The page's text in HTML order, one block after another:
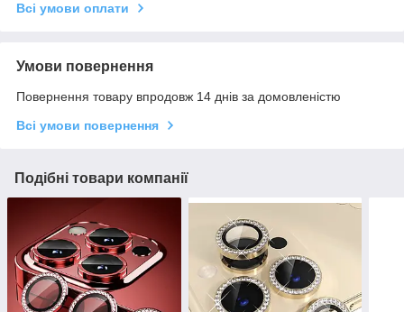
Всі умови оплати
Умови повернення
Повернення товару впродовж 14 днів за домовленістю
Всі умови повернення
Подібні товари компанії